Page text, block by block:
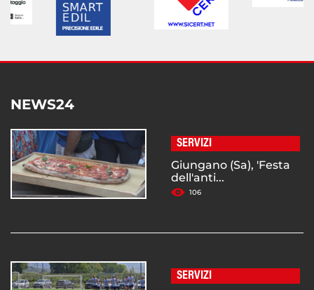
NEWS24
SERVIZI
Giungano (Sa), 'Festa
dell'anti...
106
SERVIZI